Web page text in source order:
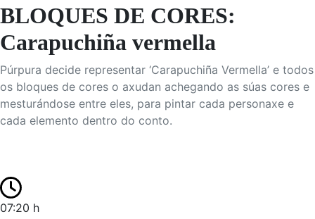
BLOQUES DE CORES:
Carapuchiña vermella
Púrpura decide representar ‘Carapuchiña Vermella’ e todos
os bloques de cores o axudan achegando as súas cores e
mesturándose entre eles, para pintar cada personaxe e
cada elemento dentro do conto.
07:20 h